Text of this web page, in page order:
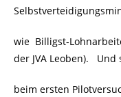
wie Billigst-
der JVA Leoben). Und
beim ersten